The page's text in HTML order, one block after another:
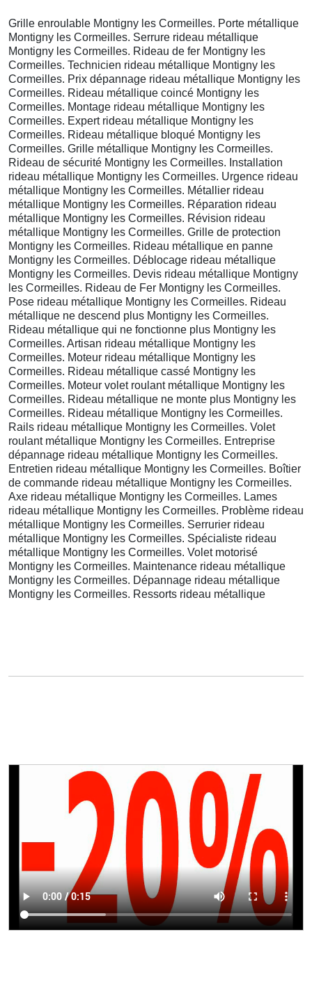
Grille enroulable Montigny les Cormeilles. Porte métallique
Montigny les Cormeilles. Serrure rideau métallique
Montigny les Cormeilles. Rideau de fer Montigny les
Cormeilles. Technicien rideau métallique Montigny les
Cormeilles. Prix dépannage rideau métallique Montigny les
Cormeilles. Rideau métallique coincé Montigny les
Cormeilles. Montage rideau métallique Montigny les
Cormeilles. Expert rideau métallique Montigny les
Cormeilles. Rideau métallique bloqué Montigny les
Cormeilles. Grille métallique Montigny les Cormeilles.
Rideau de sécurité Montigny les Cormeilles. Installation
rideau métallique Montigny les Cormeilles. Urgence rideau
métallique Montigny les Cormeilles. Métallier rideau
métallique Montigny les Cormeilles. Réparation rideau
métallique Montigny les Cormeilles. Révision rideau
métallique Montigny les Cormeilles. Grille de protection
Montigny les Cormeilles. Rideau métallique en panne
Montigny les Cormeilles. Déblocage rideau métallique
Montigny les Cormeilles. Devis rideau métallique Montigny
les Cormeilles. Rideau de Fer Montigny les Cormeilles.
Pose rideau métallique Montigny les Cormeilles. Rideau
métallique ne descend plus Montigny les Cormeilles.
Rideau métallique qui ne fonctionne plus Montigny les
Cormeilles. Artisan rideau métallique Montigny les
Cormeilles. Moteur rideau métallique Montigny les
Cormeilles. Rideau métallique cassé Montigny les
Cormeilles. Moteur volet roulant métallique Montigny les
Cormeilles. Rideau métallique ne monte plus Montigny les
Cormeilles. Rideau métallique Montigny les Cormeilles.
Rails rideau métallique Montigny les Cormeilles. Volet
roulant métallique Montigny les Cormeilles. Entreprise
dépannage rideau métallique Montigny les Cormeilles.
Entretien rideau métallique Montigny les Cormeilles. Boîtier
de commande rideau métallique Montigny les Cormeilles.
Axe rideau métallique Montigny les Cormeilles. Lames
rideau métallique Montigny les Cormeilles. Problème rideau
métallique Montigny les Cormeilles. Serrurier rideau
métallique Montigny les Cormeilles. Spécialiste rideau
métallique Montigny les Cormeilles. Volet motorisé
Montigny les Cormeilles. Maintenance rideau métallique
Montigny les Cormeilles. Dépannage rideau métallique
Montigny les Cormeilles. Ressorts rideau métallique